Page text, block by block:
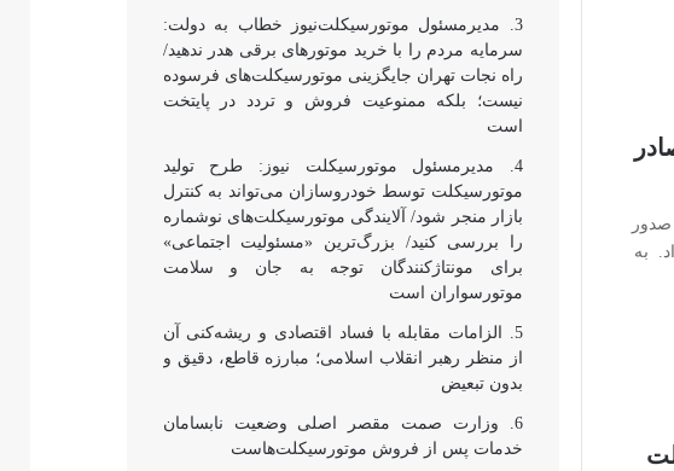
صدور
به
مدیرمسئول موتورسیکلت‌نیوز خطاب به دولت:
سرمایه مردم را با خرید موتورهای برقی هدر ندهید/
راه نجات تهران جایگزینی موتورسیکلت‌های فرسوده
نیست؛ بلکه ممنوعیت فروش و تردد در پایتخت
است
مدیرمسئول موتورسیکلت نیوز: طرح تولید
موتورسیکلت توسط خودروسازان می‌تواند به کنترل
بازار منجر شود/ آلایندگی موتورسیکلت‌های نوشماره
را بررسی کنید/ بزرگ‌ترین «مسئولیت اجتماعی»
برای مونتاژکنندگان توجه به جان و سلامت
موتورسواران است
الزامات مقابله با فساد اقتصادی و ریشه‌کنی آن
از منظر رهبر انقلاب اسلامی؛ مبارزه قاطع، دقیق و
بدون تبعیض
وزارت صمت مقصر اصلی وضعیت نابسامان
خدمات پس از فروش موتورسیکلت‌هاست